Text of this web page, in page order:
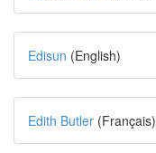
Edisun (English)
Edith Butler (Français)